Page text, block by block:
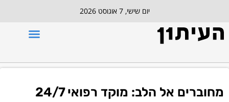
יום שישי, 7 אוגוסט 2026
מחוברים אל הלב: מוקד רפואי 24/7